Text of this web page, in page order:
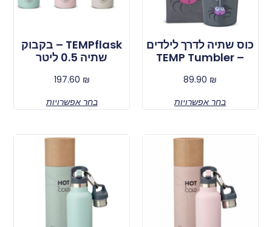
כוס שתיה לדרך לילדים
– TEMP Tumbler
89.90 ₪
בחר אפשרויות
TEMPflask – בקבוק
שתיה 0.5 ליטר
197.60 ₪
בחר אפשרויות